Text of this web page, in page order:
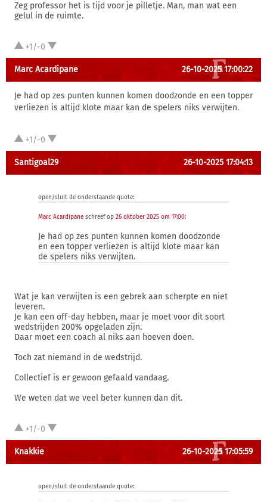
Zeg professor het is tijd voor je pilletje. Man, man wat een
gelul in de ruimte.
+1/-0
Marc Acardipane 26-10-2025 17:00:22
Je had op zes punten kunnen komen doodzonde en een topper
verliezen is altijd klote maar kan de spelers niks verwijten.
+1/-0
Santigoal29 26-10-2025 17:04:13
open/sluit de onderstaande quote:
Marc Acardipane schreef op 26 oktober 2025 om 17:00:
Je had op zes punten kunnen komen doodzonde
en een topper verliezen is altijd klote maar kan
de spelers niks verwijten.
Wat je kan verwijten is een gebrek aan scherpte en niet
leveren.
Je kan een off-day hebben, maar je moet voor dit soort
wedstrijden 200% opgeladen zijn.
Daar moet een coach al niks aan hoeven doen.
Toch zat niemand in de wedstrijd.
Collectief is er gewoon gefaald vandaag.
We weten dat we veel beter kunnen dan dit.
+1/-0
Knakkie 26-10-2025 17:05:59
open/sluit de onderstaande quote: